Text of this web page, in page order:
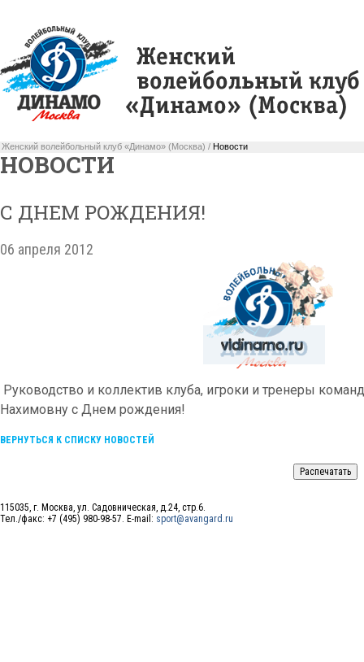
Женский волейбольный клуб «Динамо» (Москва) / Новости
НОВОСТИ
С ДНЕМ РОЖДЕНИЯ!
06 апреля 2012
Руководство и коллектив клуба, игроки и тренеры
Нахимовну с Днем рождения!
ВЕРНУТЬСЯ К СПИСКУ НОВОСТЕЙ
115035, г. Москва, ул. Садовническая, д.24, стр.6.
Тел./факс: +7 (495) 980-98-57. E-mail: sport@avangard.ru